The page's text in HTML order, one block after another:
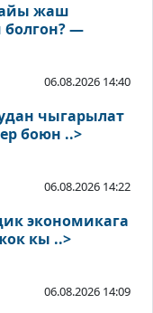
жаш
болгон? —
06.08.2026 14:40
чыгарылат
боюн ..>
06.08.2026 14:22
экономикага
кы ..>
06.08.2026 14:09